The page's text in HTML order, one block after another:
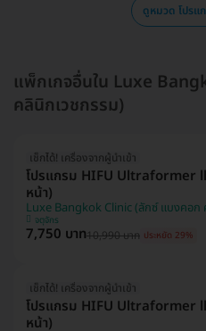
ดูหมวด โปรแ
แพ็กเกจอื่นใน Luxe
คลินิกเวชกรรม)
เช็กได้! เครื่องจากผู้นำเข้า
โปรแกรม HIFU Ultraformer
หน้า)
Luxe Bangkok Clinic (ลักซ์ แบงคอก
จตุจักร
7,750 บาท10,990 บาท ประหยัด 29%
เช็กได้! เครื่องจากผู้นำเข้า
โปรแกรม HIFU Ultraformer
หน้า)